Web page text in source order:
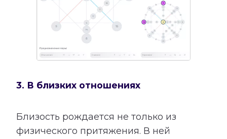
3. В близких отношениях
Близость рождается не только из
физического притяжения. В ней